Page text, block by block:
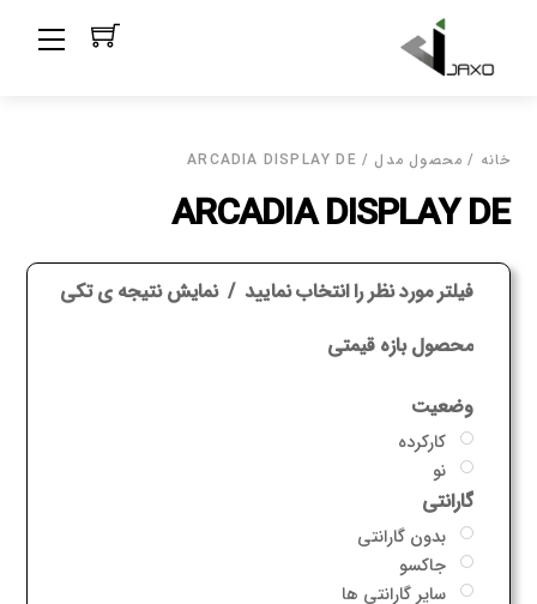
content
خانه / محصول مدل / ARCADIA DISPLAY DE
ARCADIA DISPLAY DE
فیلتر مورد نظر را انتخاب نمایید نمایش نتیجه ی تکی
محصول بازه قیمتی
وضعیت
کارکرده
نو
گارانتی
بدون گارانتی
جاکسو
سایر گارانتی ها